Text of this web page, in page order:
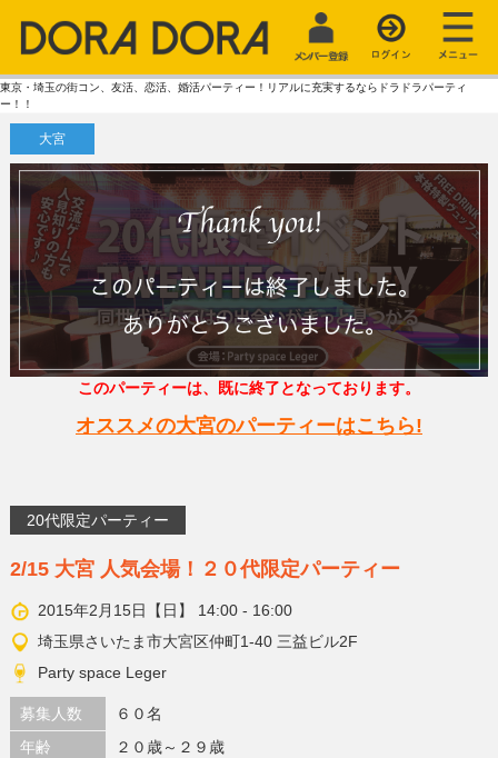
東京・埼玉の街コン、友活、恋活、婚活パーティー！リアルに充実するならドラドラパーティ
ー！！
大宮
このパーティーは、既に終了となっております。
オススメの大宮のパーティーはこちら!
20代限定パーティー
2/15 大宮 人気会場！２０代限定パーティー
2015年2月15日【日】 14:00 - 16:00
埼玉県さいたま市大宮区仲町1-40 三益ビル2F
Party space Leger
募集人数
６０名
年齢
２０歳～２９歳